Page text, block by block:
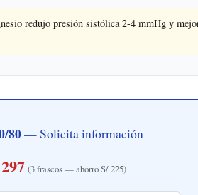
redujo presión sistólica 2-4 mmHg y
80— Solicita información
(3 frascos — ahorro S/ 225)